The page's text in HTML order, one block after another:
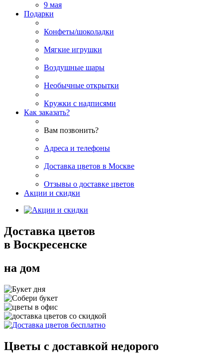
9 мая
Подарки
Конфеты/шоколадки
Мягкие игрушки
Воздушные шары
Необычные открытки
Кружки с надписями
Как заказать?
Вам позвонить?
Адреса и телефоны
Доставка цветов в Москве
Отзывы о доставке цветов
Акции и скидки
Доставка цветов
в Воскресенске
на дом
Цветы с доставкой недорого